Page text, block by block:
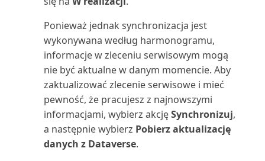
śledzenia i analizowan...
Przegląd finansowy
Przegląd przepływów
pieniężnych
Przeglądanie kont księgi
głównej
Przenoszenie i księgowanie
Wyszukiwanie kontaktów z
Microsoft Teams
Wyświetlanie i edytowanie w
programie Excel z B...
Wyświetlanie niestandardowych
raportów Power BI
Zatwierdzanie lub odrzucanie
Uzgadnianie płatności z
rozszerzeniem Envestnet...
Używanie Business Central z
Outlookiem
Używanie kluczy alokacji w
dziennikach głównych
Używanie rozszerzenia do
importu plików QuickBo...
płatności (raport)
Nabywca: szczegółowy bilans
próbny (raport)
Nabywca: zestawienie obrotów i
sald (raport)
Należności-Zobowiązania
Ponieważ jednak synchronizacja jest
wykonywana według harmonogramu,
informacje w zleceniu serwisowym mogą
nie być aktualne w danym momencie. Aby
zaktualizować zlecenie serwisowe i mieć
pewność, że pracujesz z najnowszymi
informacjami, wybierz akcjęSynchronizuj,
a następnie wybierz Pobierz aktualizację
danych z Dataverse.